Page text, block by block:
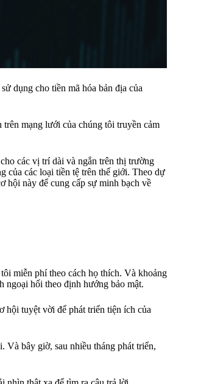
dụng cho tiền mã hóa bản địa của
mạng lưới của chúng tôi truyền cảm
các vị trí dài và ngắn trên thị trường
của các loại tiền tệ trên thế giới. Theo dự
hội này để cung cấp sự minh bạch về
miễn phí theo cách họ thích. Và khoảng
ngoại hối theo định hướng bảo mật.
hội tuyệt vời để phát triển tiện ích của
Và bây giờ, sau nhiều tháng phát triển,